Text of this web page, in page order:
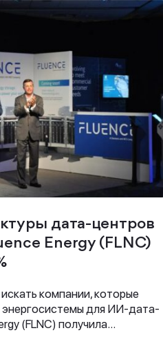
дата-центров
Energy (FLNC)
компании, которые
энергосистемы для ИИ-дата-
(FLNC) получила...